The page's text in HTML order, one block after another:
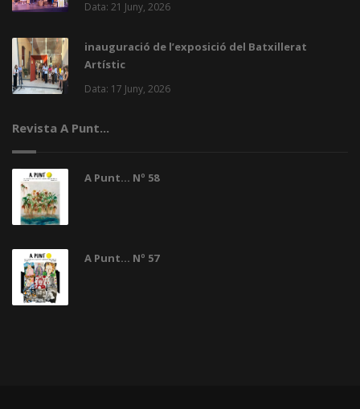
Data: 21 Juny, 2026
inauguració de l’exposició del Batxillerat
Artístic
Data: 17 Juny, 2026
Revista A Punt...
A Punt... Nº 58
A Punt... Nº 57